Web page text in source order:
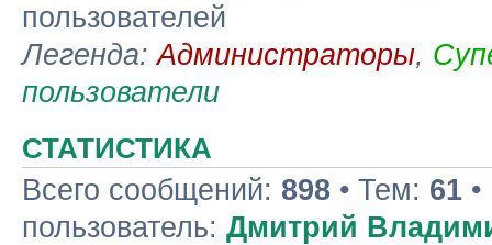
пользователей
Легенда:Администраторы,
пользователи
СТАТИСТИКА
Всего сообщений: 898 • Тем: 61
пользователь: Дмитрий